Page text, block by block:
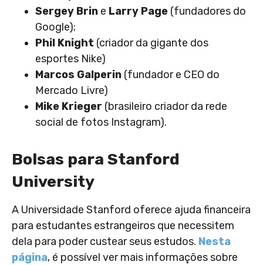
Sergey Brin e Larry Page (fundadores do
Google);
Phil Knight (criador da gigante dos
esportes Nike)
Marcos Galperin (fundador e CEO do
Mercado Livre)
Mike Krieger (brasileiro criador da rede
social de fotos Instagram).
Bolsas para Stanford
University
A Universidade Stanford oferece ajuda financeira
para estudantes estrangeiros que necessitem
dela para poder custear seus estudos. Nesta
página, é possível ver mais informações sobre